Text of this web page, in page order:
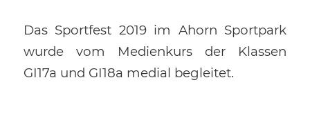
Das Sportfest 2019 im Ahorn Sportpark
wurde vom Medienkurs der Klassen
GI17a und GI18a medial begleitet.